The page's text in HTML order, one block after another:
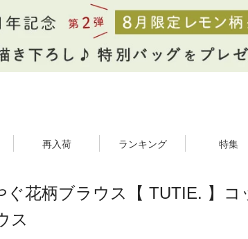
再入荷 ランキング 特集
ぐ花柄ブラウス【 TUTIE. 】コ
ス